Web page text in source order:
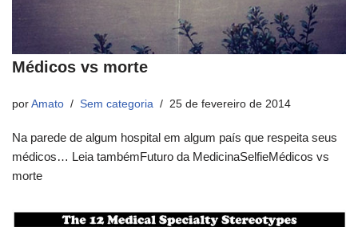
Médicos vs morte
por Amato Sem categoria 25 de fevereiro de 2014
Na parede de algum hospital em algum país que respeita seus
médicos… Leia tambémFuturo da MedicinaSelfieMédicos vs
morte